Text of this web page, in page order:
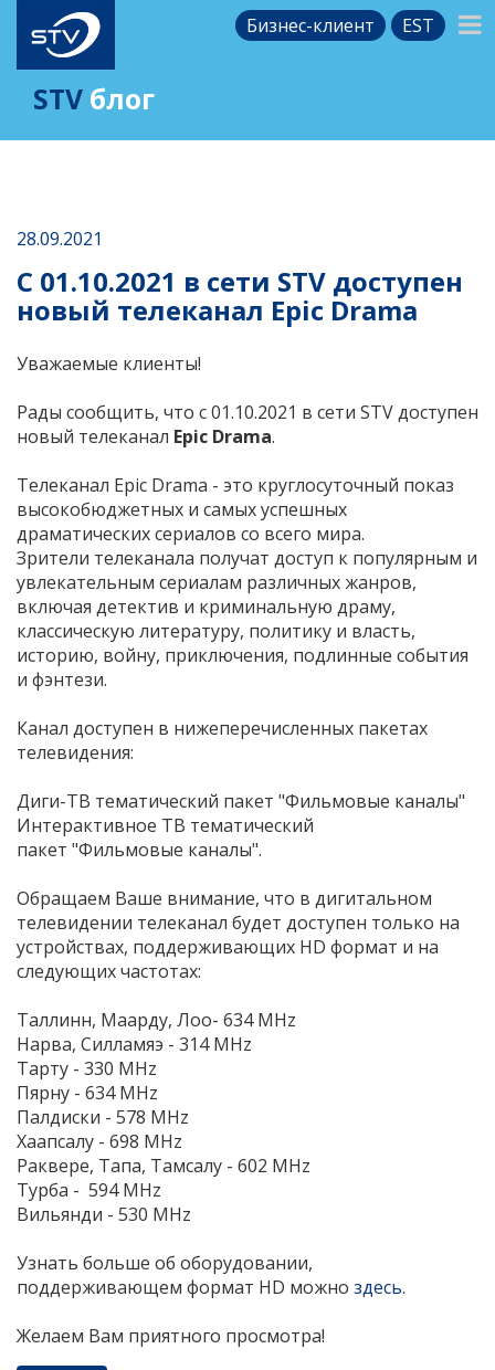
Бизнес-клиент EST
STV блог
28.09.2021
С 01.10.2021 в сети STV доступен
новый телеканал Epic Drama
Уважаемые клиенты!
Рады сообщить, что с01.10.2021 в сети STV доступен
новый телеканал Epic Drama.
Телеканал Epic Drama - это круглосуточный показ
высокобюджетных и самых успешных
драматических сериалов со всего мира.
Зрители телеканала получат доступ к популярным и
увлекательным сериалам различных жанров,
включая детектив и криминальную драму,
классическую литературу, политику и власть,
историю, войну, приключения, подлинные события
и фэнтези.
Канал доступен в нижеперечисленных пакетах
телевидения:
Диги-ТВ тематический пакет "Фильмовые каналы"
Интерактивное ТВ тематический
пакет "Фильмовые каналы".
Обращаем Ваше внимание, что в дигитальном
телевидении телеканал будет доступен только на
устройствах, поддерживающих HD формат и на
следующих частотах:
Таллинн, Маарду, Лоо- 634 MHz
Нарва, Силламяэ - 314 MHz
Тарту - 330 MHz
Пярну - 634 MHz
Палдиски - 578 MHz
Хаапсалу - 698 MHz
Раквере, Тапа, Тамсалу - 602 MHz
Турба - 594 MHz
Вильянди - 530 MHz
Узнать больше об оборудовании,
поддерживающем формат HD можно здесь.
Желаем Вам приятного просмотра!